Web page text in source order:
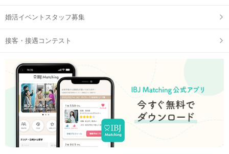
婚活イベントスタッフ募集
接客・接遇コンテスト